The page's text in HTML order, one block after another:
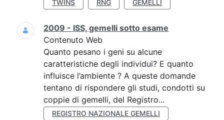
TWINS RNG GEMELLI
2009 - ISS, gemelli sotto esame
Contenuto Web
Quanto pesano i geni su alcune
caratteristiche degli individui? E quanto
influisce l’ambiente ? A queste domande
tentano di rispondere gli studi, condotti su
coppie di gemelli, del Registro...
REGISTRO NAZIONALE GEMELLI